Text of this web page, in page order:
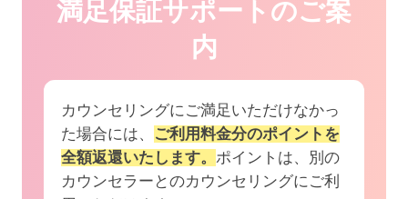
満足保証サポートのご案
内
カウンセリングにご満足いただけなかっ
た場合には、
ご利用料金分のポイントを
全額返還いたします。 ポイントは、別の
カウンセラーとのカウンセリングにご利